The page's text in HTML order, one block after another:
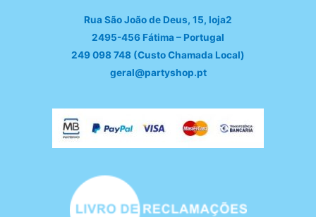
Rua São João de Deus, 15, loja2
2495-456 Fátima – Portugal
249 098 748 (Custo Chamada Local)
geral@partyshop.pt